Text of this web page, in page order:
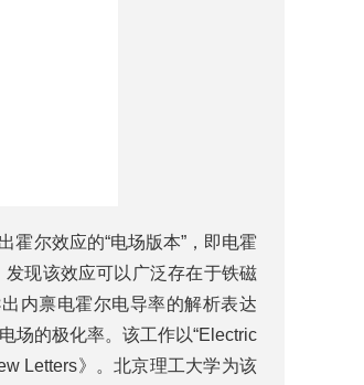
尔效应的“电场版本”，即电霍
现该效应可以广泛存在于铁磁
内禀电霍尔电导率的解析表达
场的极化率。该工作以“Electric
Letters》。北京理工大学为该